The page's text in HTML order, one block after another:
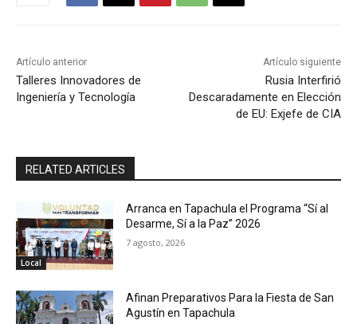
Artículo anterior
Talleres Innovadores de
Ingeniería y Tecnología
Artículo siguiente
Rusia Interfirió
Descaradamente en Elección
de EU: Exjefe de CIA
RELATED ARTICLES
Local
Arranca en Tapachula el Programa “Sí al
Desarme, Sí a la Paz” 2026
7 agosto, 2026
Afinan Preparativos Para la Fiesta de San
Agustín en Tapachula